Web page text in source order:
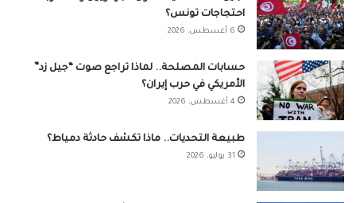
احتجاجات تونس؟
6 أغسطس، 2026
حسابات المصلحة.. لماذا تراجع صوت “جيل زد”
الأمريكي في حرب إيران؟
4 أغسطس، 2026
طبيعة التحديات.. ماذا تكشف حادثة دمياط؟
31 يوليو، 2026